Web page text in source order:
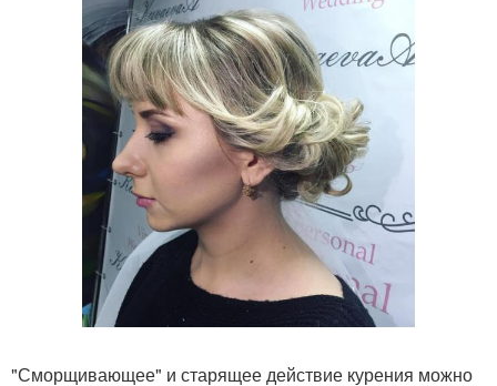
"Сморщивающее" и старящее действие курения можно